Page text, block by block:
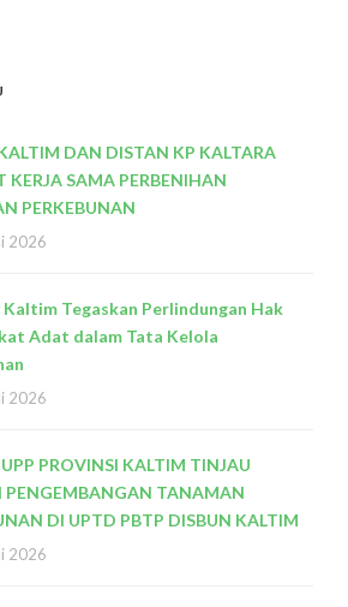
DAN DISTAN KP KALTARA
KERJA SAMA PERBENIHAN
PERKEBUNAN
2026
Kaltim Tegaskan Perlindungan Hak
Adat dalam Tata Kelola
2026
PROVINSI KALTIM TINJAU
PENGEMBANGAN TANAMAN
DI UPTD PBTP DISBUN KALTIM
2026